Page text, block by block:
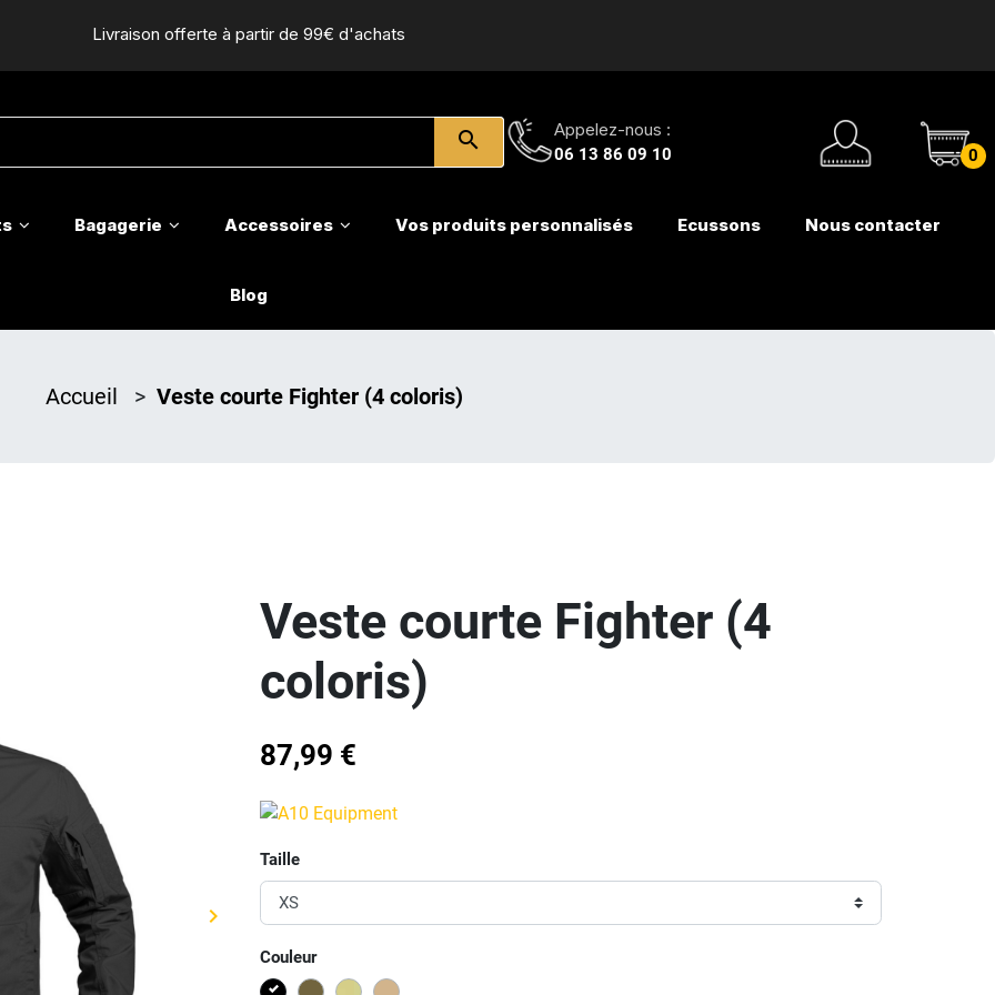
Livraison offerte à partir de 99€ d'achats
search Appelez-nous :
06 13 86 09 10 0
Bagagerie Accessoires Vos produits personnalisés Ecussons Nous contacter
Blog
Accueil > Veste courte Fighter (4 coloris)
Suivant
keyboard_arrow_right
Veste courte Fighter (4
coloris)
87,99 €
Taille
Couleur
Noir
KAKICAMOUFLAGE
TAN